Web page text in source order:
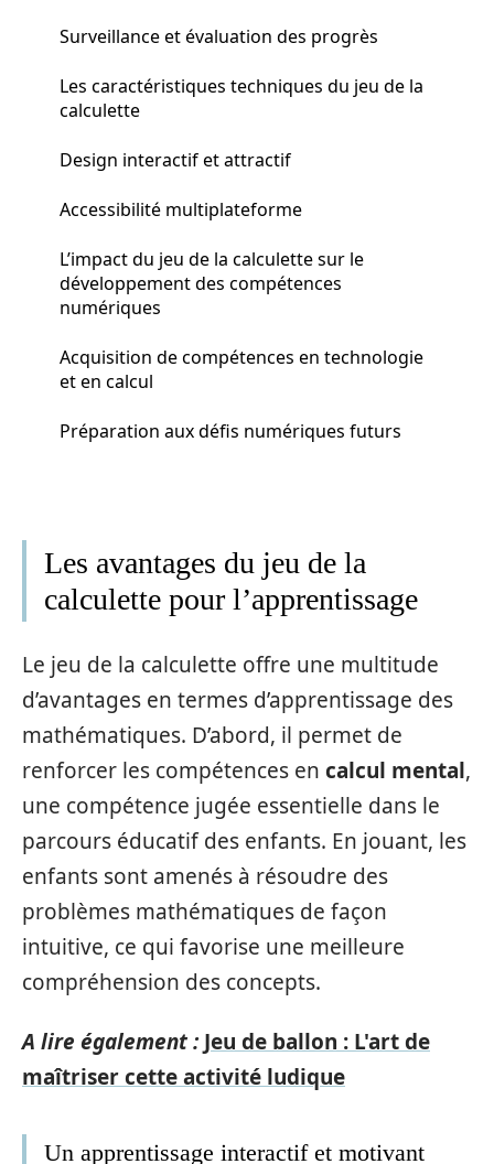
Surveillance et évaluation des progrès
Les caractéristiques techniques du jeu de la
calculette
Design interactif et attractif
Accessibilité multiplateforme
L’impact du jeu de la calculette sur le
développement des compétences
numériques
Acquisition de compétences en technologie
et en calcul
Préparation aux défis numériques futurs
Les avantages du jeu de la
calculette pour l’apprentissage
Le jeu de la calculette offre une multitude
d’avantages en termes d’apprentissage des
mathématiques. D’abord, il permet de
renforcer les compétences en calcul mental,
une compétence jugée essentielle dans le
parcours éducatif des enfants. En jouant, les
enfants sont amenés à résoudre des
problèmes mathématiques de façon
intuitive, ce qui favorise une meilleure
compréhension des concepts.
A lire également : Jeu de ballon : L'art de
maîtriser cette activité ludique
Un apprentissage interactif et motivant